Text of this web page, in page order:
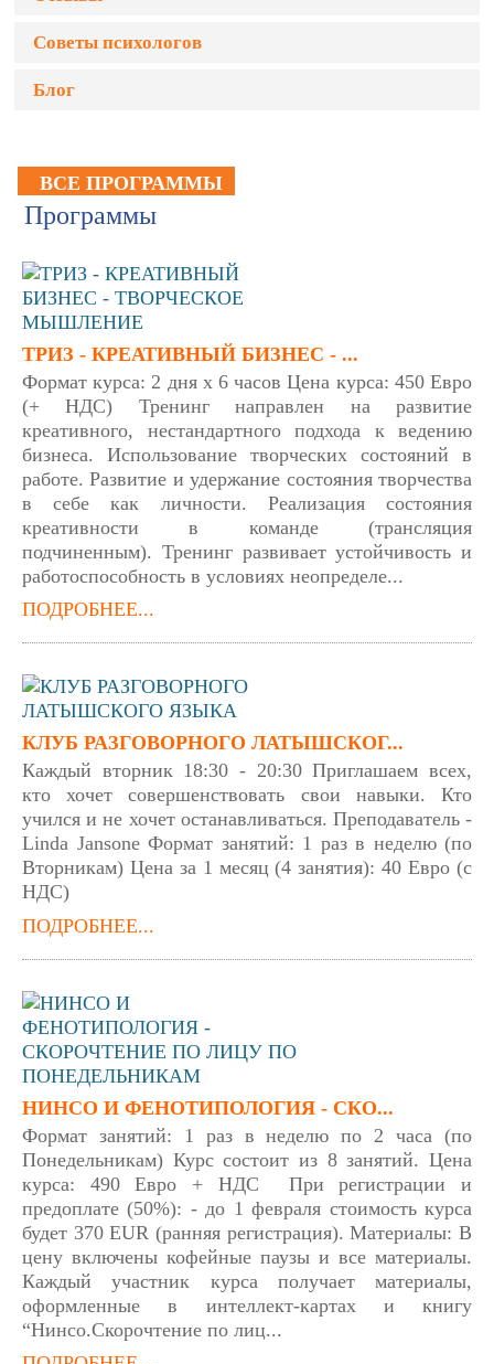
Советы психологов
Блог
ВСЕ ПРОГРАММЫ
Программы
ТРИЗ - КРЕАТИВНЫЙ БИЗНЕС - ...
Формат курса: 2 дня х 6 часов Цена курса: 450 Евро
(+ НДС) Тренинг направлен на развитие
креативного, нестандартного подхода к ведению
бизнеса. Использование творческих состояний в
работе. Развитие и удержание состояния творчества
в себе как личности. Реализация состояния
креативности в команде (трансляция
подчиненным). Тренинг развивает устойчивость и
работоспособность в условиях неопределе...
ПОДРОБНЕЕ...
КЛУБ РАЗГОВОРНОГО ЛАТЫШСКОГ...
Каждый вторник 18:30 - 20:30 Приглашаем всех,
кто хочет совершенствовать свои навыки. Кто
учился и не хочет останавливаться. Преподаватель -
Linda Jansone Формат занятий: 1 раз в неделю (по
Вторникам) Цена за 1 месяц (4 занятия): 40 Евро (с
НДС)
ПОДРОБНЕЕ...
НИНСО И ФЕНОТИПОЛОГИЯ - СКО...
Формат занятий: 1 раз в неделю по 2 часа (по
Понедельникам) Курс состоит из 8 занятий. Цена
курса: 490 Евро + НДС При регистрации и
предоплате (50%): - до 1 февраля стоимость курса
будет 370 EUR (ранняя регистрация). Материалы: В
цену включены кофейные паузы и все материалы.
Каждый участник курса получает материалы,
оформленные в интеллект-картах и книгу
“Нинсо.Скорочтение по лиц...